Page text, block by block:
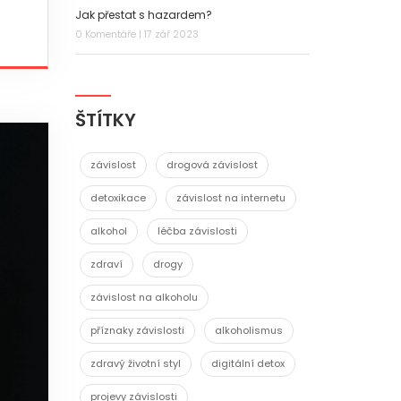
Jak přestat s hazardem?
0 Komentáře | 17 zář 2023
ŠTÍTKY
závislost drogová závislost
detoxikace závislost na internetu
alkohol léčba závislosti
zdraví drogy
závislost na alkoholu
příznaky závislosti alkoholismus
zdravý životní styl digitální detox
projevy závislosti